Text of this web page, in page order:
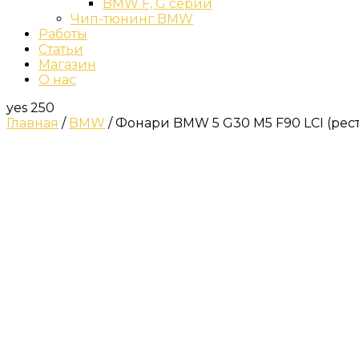
BMW F, G серии
Чип-тюнинг BMW
Работы
Статьи
Магазин
О нас
yes 250
Главная / BMW / Фонари BMW 5 G30 M5 F90 LCI